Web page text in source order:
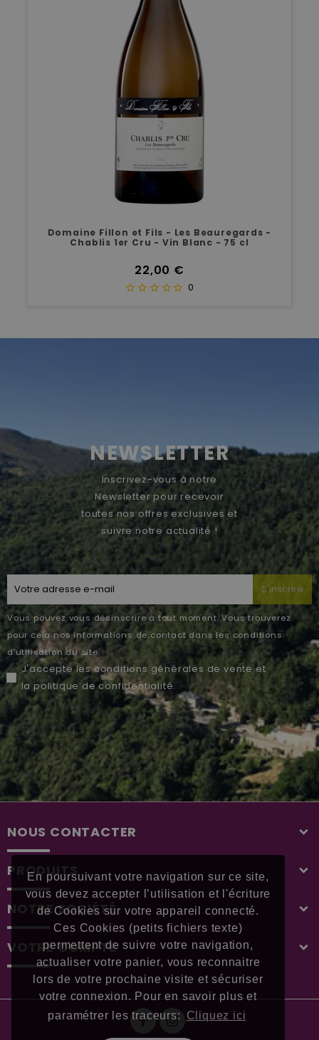
En poursuivant votre navigation sur ce site,
vous devez accepter l’utilisation et l'écriture
de Cookies sur votre appareil connecté.
Ces Cookies (petits fichiers texte)
permettent de suivre votre navigation,
actualiser votre panier, vous reconnaitre
lors de votre prochaine visite et sécuriser
votre connexion. Pour en savoir plus et
paramétrer les traceurs: Cliquez ici
Domaine Fillon et Fils - Les Beauregards -
Chablis 1er Cru - Vin Blanc - 75 cl
Prix
22,00 €
0
NEWSLETTER
Inscrivez-vous à notre
Newsletter pour recevoir
toutes nos offres exclusives et
suivre notre actualité !
S'inscrire
Vous pouvez vous désinscrire à tout moment. Vous trouverez
pour cela nos informations de contact dans les conditions
d'utilisation du site.
J'accepte lesconditions générales de vente et
la politique de confidentialité.
NOUS CONTACTER
PRODUITS
NOTRE SOCIÉTÉ
VOTRE COMPTE